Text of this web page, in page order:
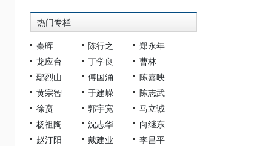
热门专栏
秦晖 陈行之
郑永年
龙应台
丁学良
曹林
鄢烈山
傅国涌
陈嘉映
黄宗智
于建嵘
陈志武
徐贲
郭宇宽
马立诚
杨祖陶
沈志华
向继东
赵汀阳
戴建业
李昌平